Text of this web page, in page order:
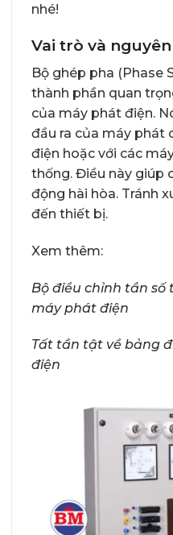
nhé!
Vai trò và
Bộ ghép pha (Phase
thành phần quan
của máy phát điện.
đầu ra của máy phát
điện hoặc với các
thống. Điều này giúp
động hài hòa. Tránh
đến thiết bị.
Xem thêm:
Bộ điều chỉnh tần
máy phát điện
Tất tần tật về bảng
điện